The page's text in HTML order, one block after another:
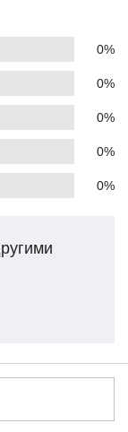
0%
0%
0%
0%
0%